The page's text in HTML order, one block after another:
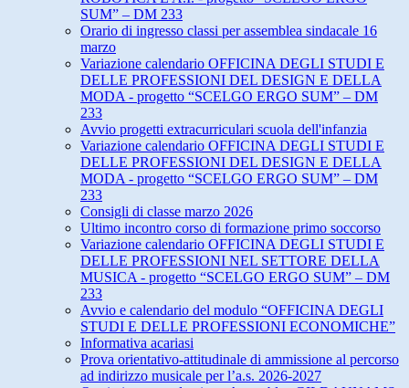
SUM” – DM 233
Orario di ingresso classi per assemblea sindacale 16
marzo
Variazione calendario OFFICINA DEGLI STUDI E
DELLE PROFESSIONI DEL DESIGN E DELLA
MODA - progetto “SCELGO ERGO SUM” – DM
233
Avvio progetti extracurriculari scuola dell'infanzia
Variazione calendario OFFICINA DEGLI STUDI E
DELLE PROFESSIONI DEL DESIGN E DELLA
MODA - progetto “SCELGO ERGO SUM” – DM
233
Consigli di classe marzo 2026
Ultimo incontro corso di formazione primo soccorso
Variazione calendario OFFICINA DEGLI STUDI E
DELLE PROFESSIONI NEL SETTORE DELLA
MUSICA - progetto “SCELGO ERGO SUM” – DM
233
Avvio e calendario del modulo “OFFICINA DEGLI
STUDI E DELLE PROFESSIONI ECONOMICHE”
Informativa acariasi
Prova orientativo-attitudinale di ammissione al percorso
ad indirizzo musicale per l’a.s. 2026-2027